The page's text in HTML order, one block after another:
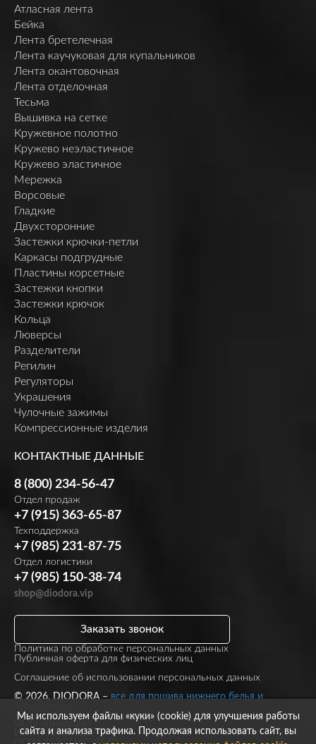
Атласная лента
Бейка
Лента бретелечная
Лента каучуковая для купальников
Лента окантовочная
Лента отделочная
Тесьма
Вышивка на сетке
Кружевное полотно
Кружево неэластичное
Кружево эластичное
Мережка
Ворсовые
Гладкие
Двухсторонние
Застежки крючки-петли
Каркасы подгрудные
Пластины корсетные
Застежки кнопки
Застежки крючок
Кольца
Люверсы
Разделители
Регилин
Регуляторы
Украшения
Чулочные зажимы
Компрессионные изделия
КОНТАКТНЫЕ ДАННЫЕ
8 (800) 234-56-47
Отдел продаж
+7 (915) 363-65-87
Техподдержка
+7 (985) 231-87-75
Отдел логистики
+7 (985) 150-38-74
shop@diodora.vip
Политика по обработке персональных данных
Публичная оферта для физических лиц
Заказать звонок
Соглашение об использовании персональных данных
© 2026, DIODORA –все для пошива нижнего белья и
ООО «Диодора»
ИНН 7723860297
Мы используем файлы «куки» (cookie) для улучшения работы
сайта и анализа трафика. Продолжая использовать сайт, вы